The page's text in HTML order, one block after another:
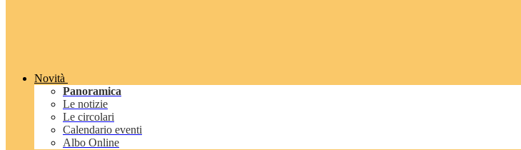
Novità
Panoramica
Le notizie
Le circolari
Calendario eventi
Albo Online